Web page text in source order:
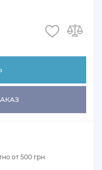
от 500 грн.